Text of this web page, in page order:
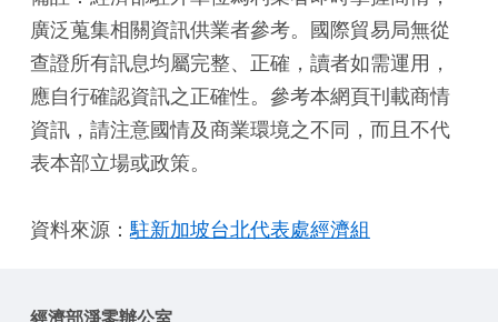
廣泛蒐集相關資訊供業者參考。國際貿易局無從
查證所有訊息均屬完整、正確，讀者如需運用，
應自行確認資訊之正確性。參考本網頁刊載商情
資訊，請注意國情及商業環境之不同，而且不代
表本部立場或政策。
資料來源： 駐新加坡台北代表處經濟組
經濟部淨零辦公室